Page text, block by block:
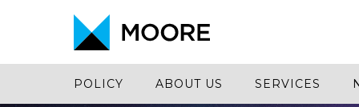
POLICY ABOUT US SERVICES